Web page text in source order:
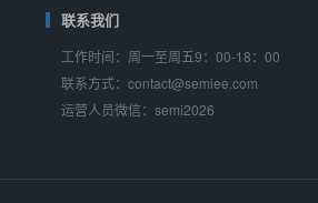
对比
对比
CD4052 (思扬微-Siyom)
相同功能 相似度 35%
联系我们
工作时间：周一至周五9：00-18：00
联系方式：contact@semiee.com
运营人员微信：semi2026